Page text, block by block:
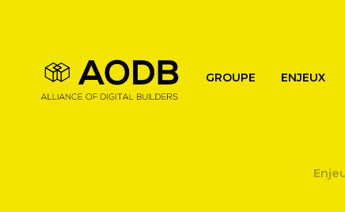
GROUPE ENJEUX